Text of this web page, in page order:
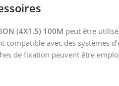
(4X1.5) 100M peut être
compatible avec des systèmes
de fixation peuvent être